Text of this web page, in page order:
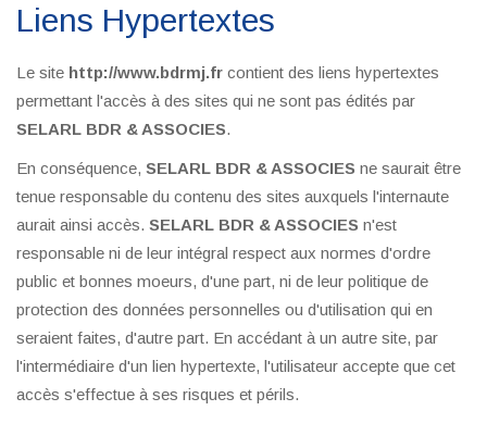
Liens Hypertextes
Le site http://www.bdrmj.fr contient des liens hypertextes
permettant l'accès à des sites qui ne sont pas édités par
SELARL BDR & ASSOCIES.
En conséquence, SELARL BDR & ASSOCIES ne saurait être
tenue responsable du contenu des sites auxquels l'internaute
aurait ainsi accès. SELARL BDR & ASSOCIES n'est
responsable ni de leur intégral respect aux normes d'ordre
public et bonnes moeurs, d'une part, ni de leur politique de
protection des données personnelles ou d'utilisation qui en
seraient faites, d'autre part. En accédant à un autre site, par
l'intermédiaire d'un lien hypertexte, l'utilisateur accepte que cet
accès s'effectue à ses risques et périls.